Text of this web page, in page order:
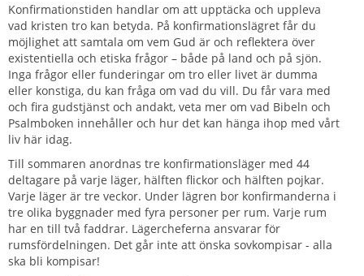
Konfirmationstiden handlar om att upptäcka och uppleva
vad kristen tro kan betyda. På konfirmationslägret får du
möjlighet att samtala om vem Gud är och reflektera över
existentiella och etiska frågor – både på land och på sjön.
Inga frågor eller funderingar om tro eller livet är dumma
eller konstiga, du kan fråga om vad du vill. Du får vara med
och fira gudstjänst och andakt, veta mer om vad Bibeln och
Psalmboken innehåller och hur det kan hänga ihop med vårt
liv här idag.
Till sommaren anordnas tre konfirmationsläger med 44
deltagare på varje läger, hälften flickor och hälften pojkar.
Varje läger är tre veckor. Under lägren bor konfirmanderna i
tre olika byggnader med fyra personer per rum. Varje rum
har en till två faddrar. Lägercheferna ansvarar för
rumsfördelningen. Det går inte att önska sovkompisar - alla
ska bli kompisar!